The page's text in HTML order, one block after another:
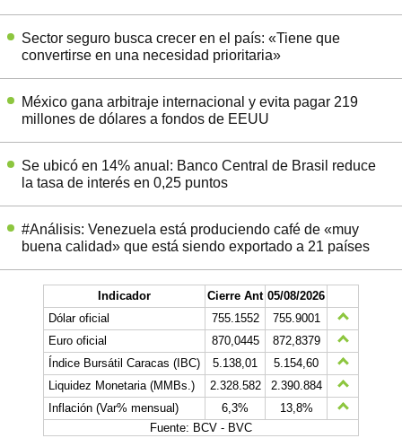
Sector seguro busca crecer en el país: «Tiene que
convertirse en una necesidad prioritaria»
México gana arbitraje internacional y evita pagar 219
millones de dólares a fondos de EEUU
Se ubicó en 14% anual: Banco Central de Brasil reduce
la tasa de interés en 0,25 puntos
#Análisis: Venezuela está produciendo café de «muy
buena calidad» que está siendo exportado a 21 países
Indicador Cierre Ant 05/08/2026
Dólar oficial
755.1552
755.9001
Euro oficial
870,0445
872,8379
Índice Bursátil Caracas (IBC)
5.138,01
5.154,60
Liquidez Monetaria (MMBs.)
2.328.582
2.390.884
Inflación (Var% mensual)
6,3%
13,8%
Fuente: BCV - BVC